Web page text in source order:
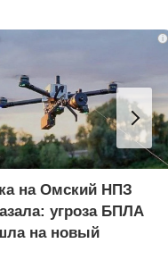
i
на Омский НПЗ
угроза БПЛА
на новый